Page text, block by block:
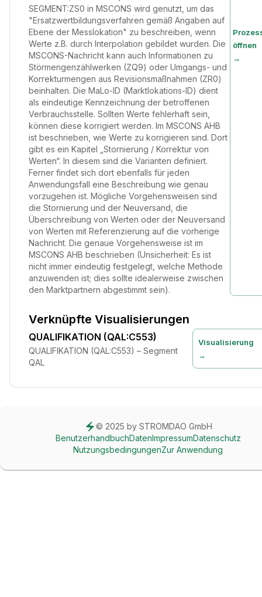
SEGMENT:ZS0 in MSCONS wird genutzt, um das
"Ersatzwertbildungsverfahren gemäß Angaben auf
Ebene der Messlokation" zu beschreiben, wenn
Werte z.B. durch Interpolation gebildet wurden. Die
MSCONS-Nachricht kann auch Informationen zu
Störmengenzählwerken (ZQ9) oder Umgangs- und
Korrekturmengen aus Revisionsmaßnahmen (ZR0)
beinhalten. Die MaLo-ID (Marktlokations-ID) dient
als eindeutige Kennzeichnung der betroffenen
Verbrauchsstelle. Sollten Werte fehlerhaft sein,
können diese korrigiert werden. Im MSCONS AHB
ist beschrieben, wie Werte zu korrigieren sind. Dort
gibt es ein Kapitel „Stornierung / Korrektur von
Werten“. In diesem sind die Varianten definiert.
Ferner findet sich dort ebenfalls für jeden
Anwendungsfall eine Beschreibung wie genau
vorzugehen ist. Mögliche Vorgehensweisen sind
die Stornierung und der Neuversand, die
Überschreibung von Werten oder der Neuversand
von Werten mit Referenzierung auf die vorherige
Nachricht. Die genaue Vorgehensweise ist im
MSCONS AHB beschrieben (Unsicherheit: Es ist
nicht immer eindeutig festgelegt, welche Methode
anzuwenden ist; dies sollte idealerweise zwischen
den Marktpartnern abgestimmt sein).
öffnen
→
Verknüpfte Visualisierungen
QUALIFIKATION (QAL:C553)
QUALIFIKATION (QAL:C553) – Segment
QAL
Visualisierung
→
© 2025 by STROMDAO GmbH
BenutzerhandbuchDatenImpressumDatenschutz
NutzungsbedingungenZur Anwendung